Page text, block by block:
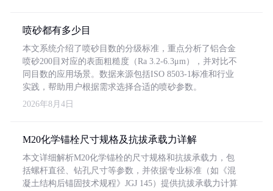
喷砂都有多少目
本文系统介绍了喷砂目数的分级标准，重点分析了铝合金
喷砂200目对应的表面粗糙度（Ra 3.2-6.3μm），并对比不
同目数的应用场景。数据来源包括ISO 8503-1标准和行业
实践，帮助用户根据需求选择合适的喷砂参数。
2026年8月4日
M20化学锚栓尺寸规格及抗拔承载力详解
本文详细解析M20化学锚栓的尺寸规格和抗拔承载力，包
括螺杆直径、钻孔尺寸等参数，并依据专业标准（如《混
凝土结构后锚固技术规程》JGJ 145）提供抗拔承载力计算